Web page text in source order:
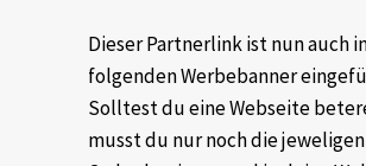
Dieser Partnerlink ist nun auch
folgenden Werbebanner
Solltest du eine Webseite
musst du nur noch die